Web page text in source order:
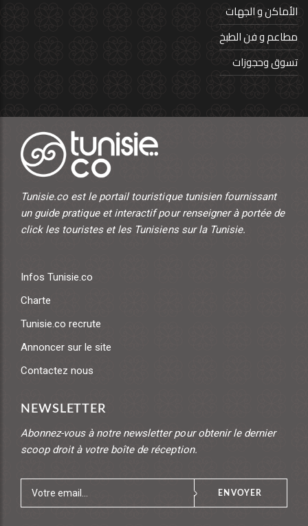
الأماكن و الجهات
مطاعم و فن الطبخ
تسوق وحجوزات
Tunisie.co est le portail touristique tunisien fournissant
un guide pratique et interactif pour renseigner à portée de
click les touristes et les Tunisiens sur la Tunisie.
Infos Tunisie.co
Charte
Tunisie.co recrute
Annoncer sur le site
Contactez nous
NEWSLETTER
Abonnez-vous à notre newsletter pour obtenir le dernier
scoop droit à votre boîte de réception.
ENVOYER